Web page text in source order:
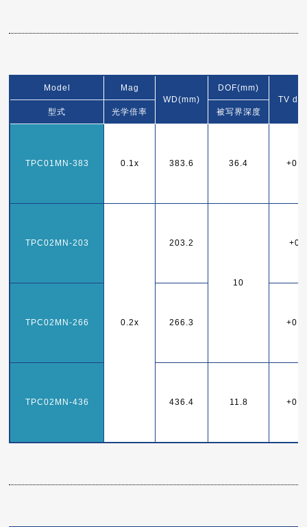
Model
Mag
WD(mm)
DOF(mm)
TV
型式
光学倍率 被写界深度
TPC01MN-383 0.1x 383.6 36.4
TPC02MN-203
0.2x
203.2
10
TPC02MN-266 266.3
TPC02MN-436 436.4 11.8